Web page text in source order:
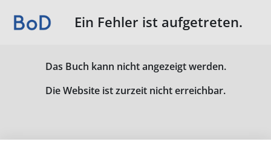
Ein Fehler ist aufgetreten.
Das Buch kann nicht angezeigt werden.
Die Website ist zurzeit nicht erreichbar.